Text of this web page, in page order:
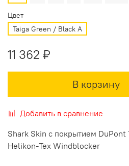
Цвет
Taiga Green / Black A
11 362 ₽
В корзину
Добавить в сравнение
Shark Skin с покрытием
Helikon-Tex Windblocker